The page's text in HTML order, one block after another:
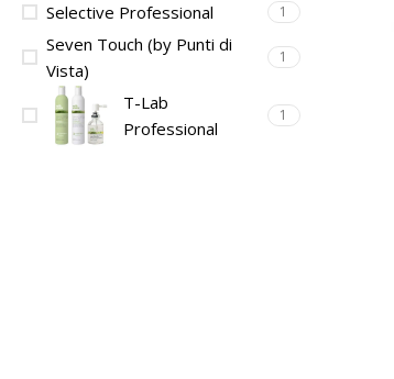
Selective Professional 1
Seven Touch (by Punti di
Vista)
1
T-Lab
Professional‎
1